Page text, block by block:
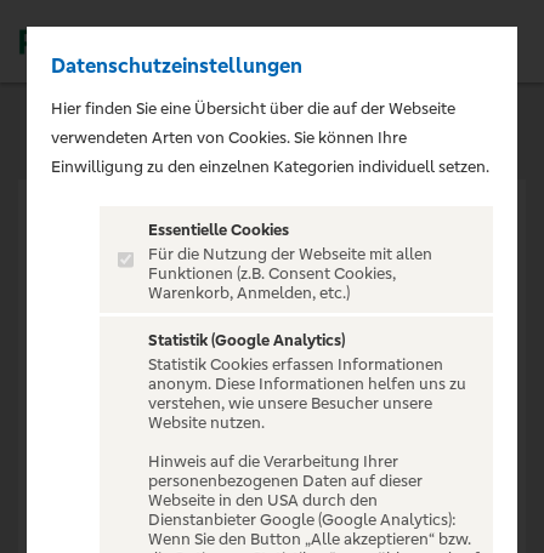
VERANSTALTUNG NICHT
GEFUNDEN
Zur Startseite
Datenschutzeinstellungen
Hier finden Sie eine Übersicht über die auf der Webseite
verwendeten Arten von Cookies. Sie können Ihre
Einwilligung zu den einzelnen Kategorien individuell setzen.
Essentielle Cookies
Für die Nutzung der Webseite mit allen
Funktionen (z.B. Consent Cookies,
Warenkorb, Anmelden, etc.)
Statistik (Google Analytics)
Statistik Cookies erfassen Informationen
anonym. Diese Informationen helfen uns zu
verstehen, wie unsere Besucher unsere
Website nutzen.
Hinweis auf die Verarbeitung Ihrer
personenbezogenen Daten auf dieser
Webseite in den USA durch den
Dienstanbieter Google (Google Analytics):
Wenn Sie den Button „Alle akzeptieren“ bzw.